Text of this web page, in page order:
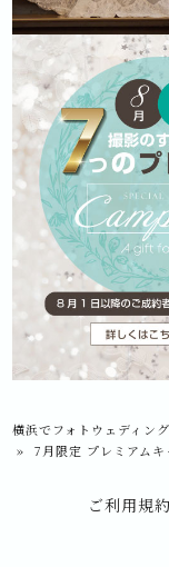
横浜でフォトウェディン
»
7月限定 プレミアムキ
ご利用規約